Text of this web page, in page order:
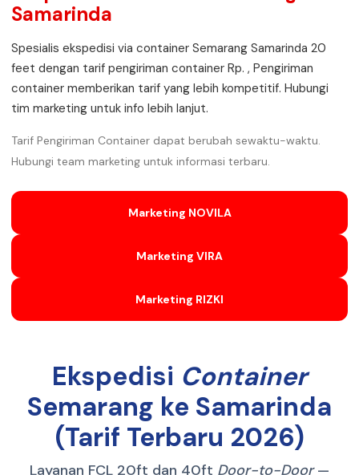
Samarinda
Spesialis ekspedisi via container Semarang Samarinda 20
feet dengan tarif pengiriman container Rp. , Pengiriman
container memberikan tarif yang lebih kompetitif. Hubungi
tim marketing untuk info lebih lanjut.
Tarif Pengiriman Container dapat berubah sewaktu-waktu.
Hubungi team marketing untuk informasi terbaru.
Marketing NOVILA
Marketing VIRA
Marketing RIZKI
Ekspedisi Container
Semarang ke Samarinda
(Tarif Terbaru 2026)
Layanan FCL 20ft dan 40ft Door-to-Door—